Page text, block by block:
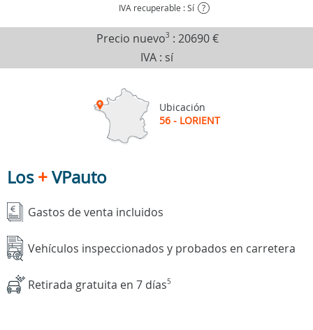
IVA recuperable : Sí ?
Precio nuevo3 : 20690 €
IVA : sí
Ubicación
56 - LORIENT
Los+VPauto
Gastos de venta incluidos
Vehículos inspeccionados y probados en carretera
Retirada gratuita en 7 días5